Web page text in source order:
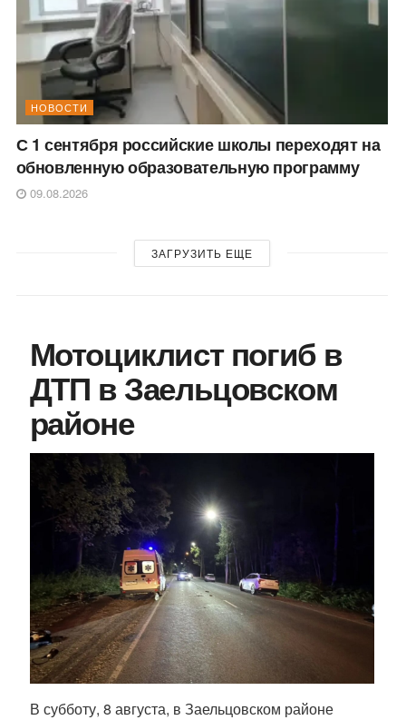
НОВОСТИ
С 1 сентября российские школы переходят на
обновленную образовательную программу
09.08.2026
ЗАГРУЗИТЬ ЕЩЕ
Мотоциклист погиб в
ДТП в Заельцовском
районе
В субботу, 8 августа, в Заельцовском районе